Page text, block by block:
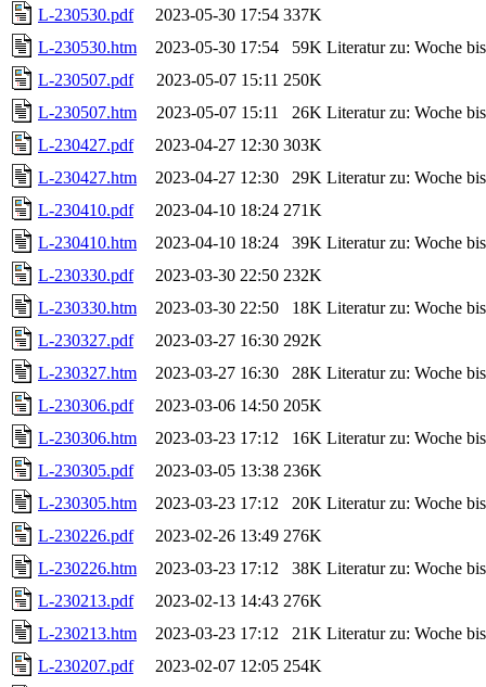
L-230530.pdf
2023-05-30 17:54 337K
L-230530.htm
2023-05-30 17:54 59K Literatur zu: Woche
L-230507.pdf
2023-05-07 15:11 250K
L-230507.htm
2023-05-07 15:11 26K Literatur zu: Woche
L-230427.pdf
2023-04-27 12:30 303K
L-230427.htm
2023-04-27 12:30 29K Literatur zu: Woche
L-230410.pdf
2023-04-10 18:24 271K
L-230410.htm
2023-04-10 18:24 39K Literatur zu: Woche
L-230330.pdf
2023-03-30 22:50 232K
L-230330.htm
2023-03-30 22:50 18K Literatur zu: Woche
L-230327.pdf
2023-03-27 16:30 292K
L-230327.htm
2023-03-27 16:30 28K Literatur zu: Woche
L-230306.pdf
2023-03-06 14:50 205K
L-230306.htm
2023-03-23 17:12 16K Literatur zu: Woche
L-230305.pdf
2023-03-05 13:38 236K
L-230305.htm
2023-03-23 17:12 20K Literatur zu: Woche
L-230226.pdf
2023-02-26 13:49 276K
L-230226.htm
2023-03-23 17:12 38K Literatur zu: Woche
L-230213.pdf
2023-02-13 14:43 276K
L-230213.htm
2023-03-23 17:12 21K Literatur zu: Woche
L-230207.pdf
2023-02-07 12:05 254K